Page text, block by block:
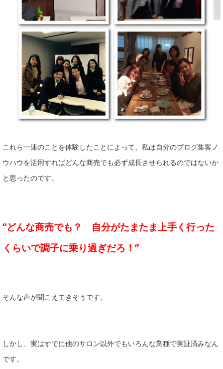
これら一連のことを体験したことによって、私は自分のブログ集客ノ
ウハウを活用すればどんな商売でも必ず成長させられるのではないか
と思ったのです。
“どんな商売でも？ 自分がたまたま上手く行った
くらいで調子に乗り過ぎだろ！”
そんな声が聞こえてきそうです。
しかし、実はすでに他のサロン以外でもいろんな業種で実証済みなん
です。